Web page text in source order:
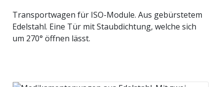
Transportwagen für ISO-Module. Aus gebürstetem
Edelstahl. Eine Tür mit Staubdichtung, welche sich
um 270° öffnen lässt.